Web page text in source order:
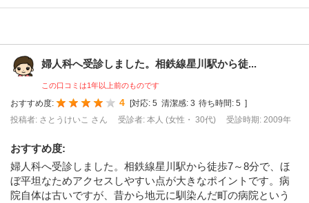
婦人科へ受診しました。相鉄線星川駅から徒...
この口コミは1年以上前のものです
おすすめ度: 4 対応: 5 清潔感: 3 待ち時間: 5
投稿者: さとうけいこ さん
受診者: 本人 (女性・ 30代) 受診時期: 2009年
おすすめ度:
婦人科へ受診しました。相鉄線星川駅から徒歩7～8分で、ほ
ぼ平坦なためアクセスしやすい点が大きなポイントです。病
院自体は古いですが、昔から地元に馴染んだ町の病院という